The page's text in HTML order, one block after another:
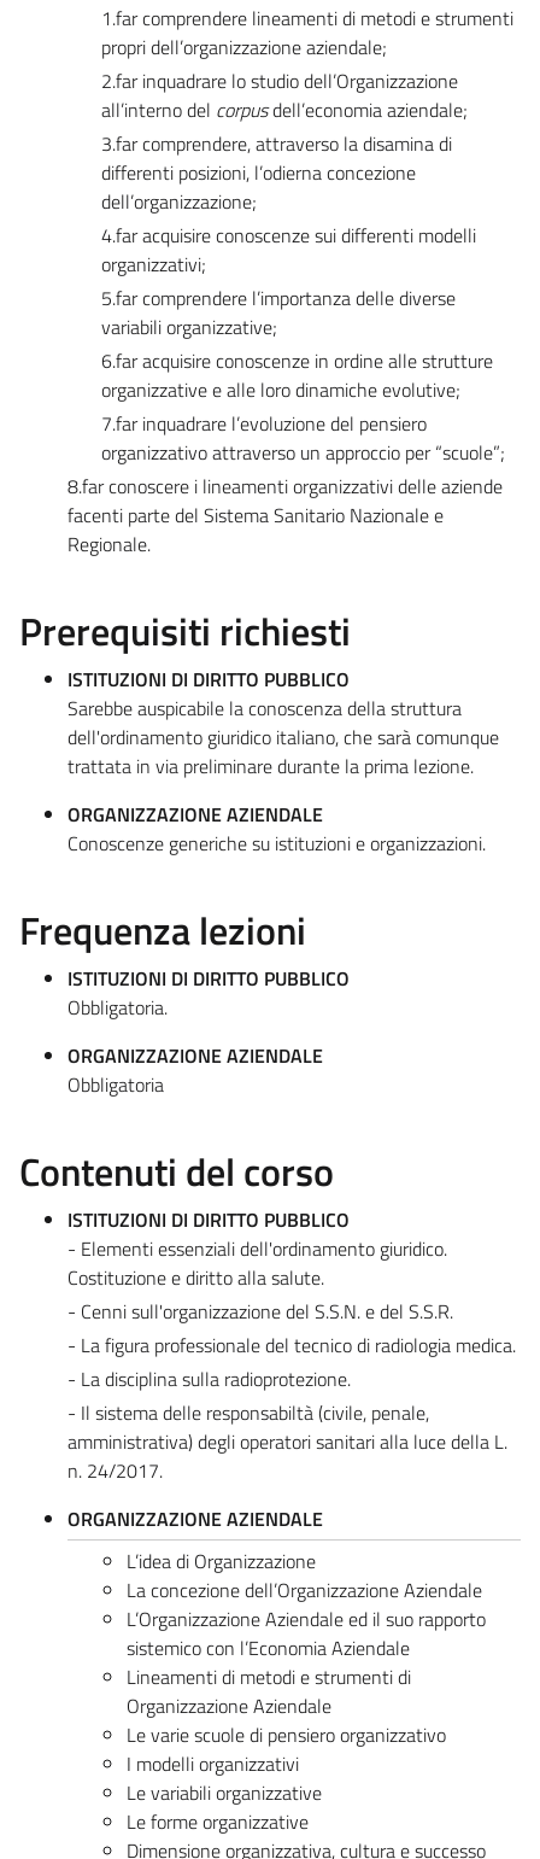
1.far comprendere lineamenti di metodi e strumenti
propri dell’organizzazione aziendale;
2.far inquadrare lo studio dell’Organizzazione
all’interno del corpusdell’economia aziendale;
3.far comprendere, attraverso la disamina di
differenti posizioni, l’odierna concezione
dell’organizzazione;
4.far acquisire conoscenze sui differenti modelli
organizzativi;
5.far comprendere l’importanza delle diverse
variabili organizzative;
6.far acquisire conoscenze in ordine alle strutture
organizzative e alle loro dinamiche evolutive;
7.far inquadrare l’evoluzione del pensiero
organizzativo attraverso un approccio per “scuole”;
8.far conoscere i lineamenti organizzativi delle aziende
facenti parte del Sistema Sanitario Nazionale e
Regionale.
Prerequisiti richiesti
ISTITUZIONI DI DIRITTO PUBBLICO
Sarebbe auspicabile la conoscenza della struttura
dell'ordinamento giuridico italiano, che sarà comunque
trattata in via preliminare durante la prima lezione.
ORGANIZZAZIONE AZIENDALE
Conoscenze generiche su istituzioni e organizzazioni.
Frequenza lezioni
ISTITUZIONI DI DIRITTO PUBBLICO
Obbligatoria.
ORGANIZZAZIONE AZIENDALE
Obbligatoria
Contenuti del corso
ISTITUZIONI DI DIRITTO PUBBLICO
- Elementi essenziali dell'ordinamento giuridico.
Costituzione e diritto alla salute.
- Cenni sull'organizzazione del S.S.N. e del S.S.R.
- La figura professionale del tecnico di radiologia medica.
- La disciplina sulla radioprotezione.
- Il sistema delle responsabiltà (civile, penale,
amministrativa) degli operatori sanitari alla luce della L.
n. 24/2017.​
ORGANIZZAZIONE AZIENDALE
L’idea di Organizzazione
La concezione dell’Organizzazione Aziendale
L’Organizzazione Aziendale ed il suo rapporto
sistemico con l’Economia Aziendale
Lineamenti di metodi e strumenti di
Organizzazione Aziendale
Le varie scuole di pensiero organizzativo
I modelli organizzativi
Le variabili organizzative
Le forme organizzative
Dimensione organizzativa, cultura e successo